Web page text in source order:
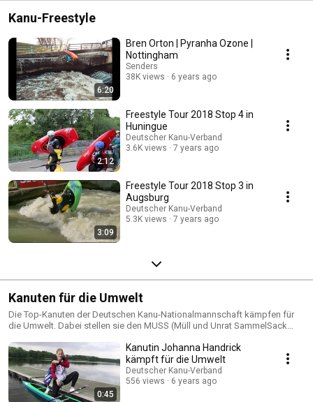
Kanu-Freestyle
6:20
Bren Orton | Pyranha Ozone |
Nottingham
Senders
38K views
6 years ago
2:12
Freestyle Tour 2018 Stop 4 in
Huningue
Deutscher Kanu-Verband
3.6K views
7 years ago
3:09
Freestyle Tour 2018 Stop 3 in
Augsburg
Deutscher Kanu-Verband
5.3K views
7 years ago
Kanuten für die Umwelt
Die Top-Kanuten der Deutschen Kanu-Nationalmannschaft kämpfen für
die Umwelt. Dabei stellen sie den MUSS (Müll und Unrat SammelSack
0:45
Kanutin Johanna Handrick
kämpft für die Umwelt
Deutscher Kanu-Verband
556 views
6 years ago